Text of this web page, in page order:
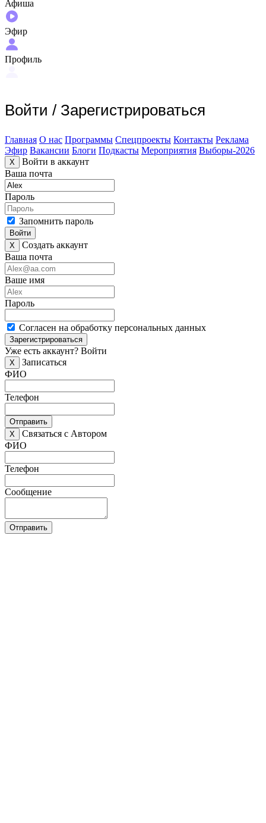
Афиша
Эфир
Профиль
Войти / Зарегистрироваться
Главная О нас Программы Спецпроекты Контакты Реклама
Эфир Вакансии Блоги Подкасты Мероприятия Выборы-2026
X
Войти в аккаунт
Ваша почта
Пароль
Запомнить пароль
Войти
X
Создать аккаунт
Ваша почта
Ваше имя
Пароль
Согласен на обработку персональных данных
Зарегистрироваться
Уже есть аккаунт? Войти
X
Записаться
ФИО
Телефон
Отправить
X
Связаться с Автором
ФИО
Телефон
Сообщение
Отправить